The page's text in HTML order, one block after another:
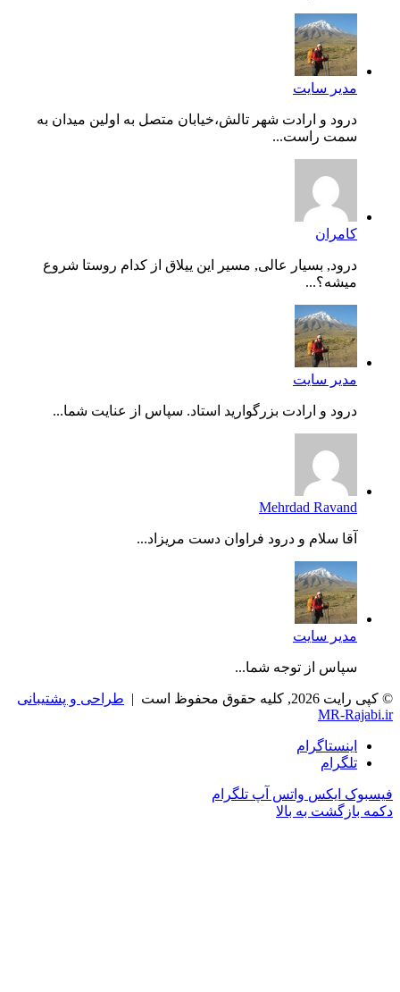
مدیر سایت
درود و ارادت شهر تالش،خیابان متصل به اولین میدان به
سمت راست...
کامران
درود, بسیار عالی, مسیر این ییلاق از کدام روستا شروع
میشه؟...
مدیر سایت
درود و ارادت بزرگوارید استاد. سپاس از عنایت شما...
Mehrdad Ravand
آقا سلام و درود فراوان دست مریزاد...
مدیر سایت
سپاس از توجه شما...
© کپی رایت 2026, کلیه حقوق محفوظ است |
طراحی و پشتیبانی
MR-Rajabi.ir
اینستاگرام
تلگرام
فیسبوک ایکس واتس آپ تلگرام
دکمه بازگشت به بالا